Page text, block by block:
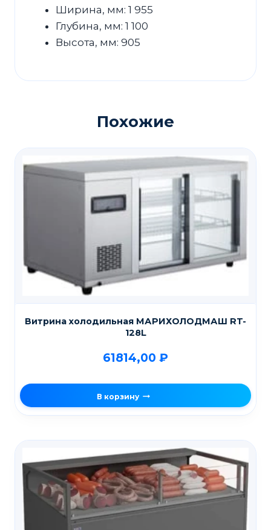
Ширина, мм: 1 955
Глубина, мм: 1 100
Высота, мм: 905
Похожие
Витрина холодильная МАРИХОЛОДМАШ RT-
128L
61814,00 ₽
В корзину